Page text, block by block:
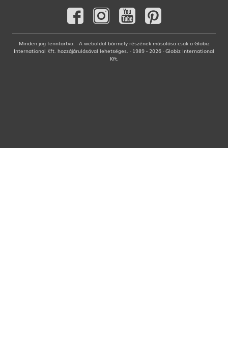
Minden jog fenntartva. · A weboldal bármely részének másolása csak a Globiz
International Kft. hozzájárulásával lehetséges. · 1989 - 2026 · Globiz International
Kft.